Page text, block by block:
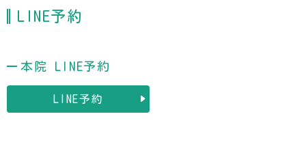
LINE予約
本院 LINE予約
LINE予約